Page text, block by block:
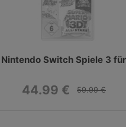
Nintendo Switch Spiele 3
44.99 € 59.99 €